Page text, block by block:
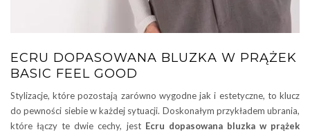
ECRU DOPASOWANA BLUZKA W PRĄŻEK
BASIC FEEL GOOD
Stylizacje, które pozostają zarówno wygodne jak i estetyczne, to klucz
do pewności siebie w każdej sytuacji. Doskonałym przykładem ubrania,
które łączy te dwie cechy, jest Ecru dopasowana bluzka w prążek